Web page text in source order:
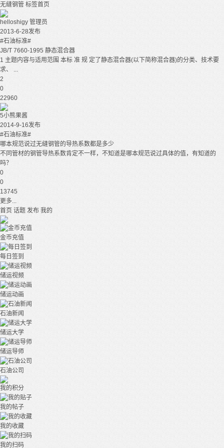
无缝钢管 标签首页
helloshigy 管理员
2013-6-28发布
#石油标准#
JB/T 7660-1995 静态混合器
1 主题内容与适用范围 本标 准 规 定了静态混合器(以下简称混合器)的分类、技术要
求、 ...
2
0
22960
5小熊果酱
2014-9-16发布
#石油标准#
哪本规范说过无缝钢管的导热系数都是多少
不同管材的钢管导热系数肯定不一样，不知道是哪本规范说过具体的值，有知道的
吗？
0
0
13745
更多...
首页 话题 发布 我的
金币充值
每日签到
储运视频
储运动画
石油新闻
储运大学
储运导师
石油公司
我的积分
我的帖子
我的收藏
我的扫码